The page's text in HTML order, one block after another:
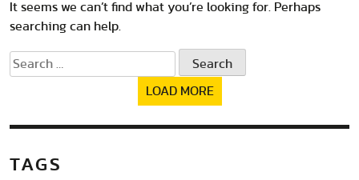
It seems we can’t find what you’re looking for. Perhaps
searching can help.
Search
for:
LOAD MORE
TAGS